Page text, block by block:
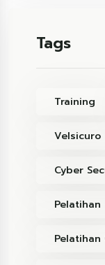
Tags
Training
Velsicuro
Cyber
Pelatihan
Pelatihan